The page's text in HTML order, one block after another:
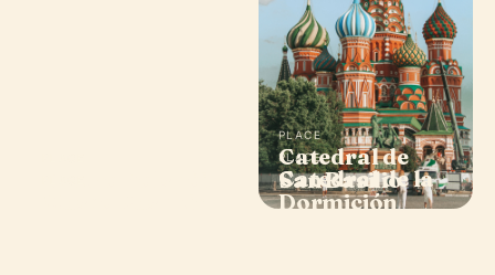
PLACE
Catedral de
San Basilio
PLACE
Catedral de la
Dormición